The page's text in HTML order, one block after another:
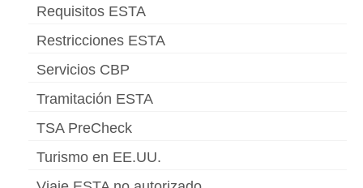
Requisitos ESTA
Restricciones ESTA
Servicios CBP
Tramitación ESTA
TSA PreCheck
Turismo en EE.UU.